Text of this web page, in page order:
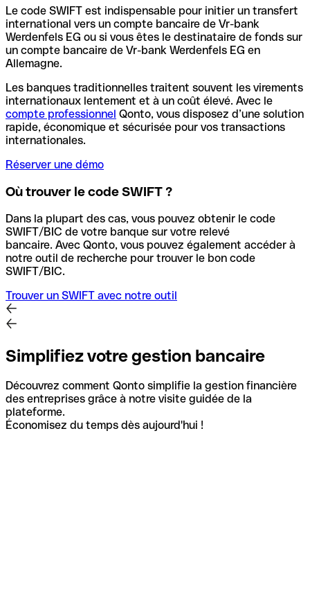
Le code SWIFT est indispensable pour initier un transfert
international vers un compte bancaire de Vr-bank
Werdenfels EG ou si vous êtes le destinataire de fonds sur
un compte bancaire de Vr-bank Werdenfels EG en
Allemagne.
Les banques traditionnelles traitent souvent les virements
internationaux lentement et à un coût élevé. Avec le
compte professionnel Qonto, vous disposez d’une solution
rapide, économique et sécurisée pour vos transactions
internationales.
Réserver une démo
Où trouver le code SWIFT ?
Dans la plupart des cas, vous pouvez obtenir le code
SWIFT/BIC de votre banque sur votre relevé
bancaire. Avec Qonto, vous pouvez également accéder à
notre outil de recherche pour trouver le bon code
SWIFT/BIC.
Trouver un SWIFT avec notre outil
Simplifiez votre gestion bancaire
Découvrez comment Qonto simplifie la gestion financière
des entreprises grâce à notre visite guidée de la
plateforme.
Économisez du temps dès aujourd'hui !